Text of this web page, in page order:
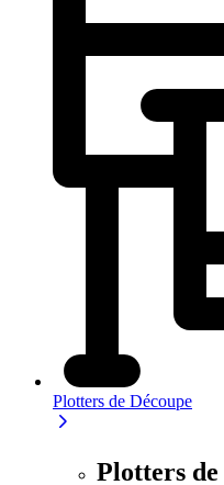
Plotters de Découpe
Plotters de